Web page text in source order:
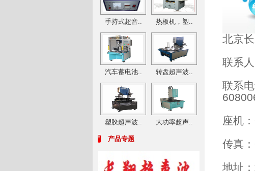
手持式超音.. 热板机，塑..
汽车蓄电池.. 转盘超声波..
塑胶超声波.. 大功率超声..
产品专题
北京
联系
联系
座机
传真
地址